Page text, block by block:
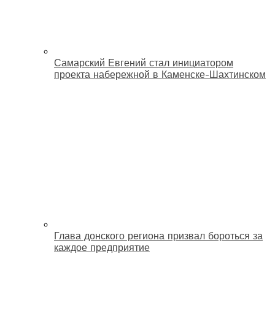
Самарский Евгений стал инициатором
проекта набережной в Каменске-Шахтинском
Глава донского региона призвал бороться за
каждое предприятие